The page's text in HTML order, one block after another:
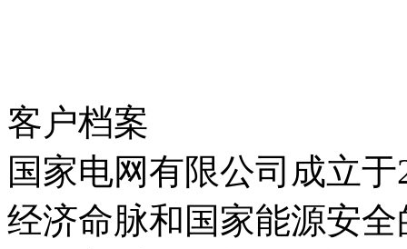
客户档案
国家电网有限公司成立于2002
经济命脉和国家能源安全的特